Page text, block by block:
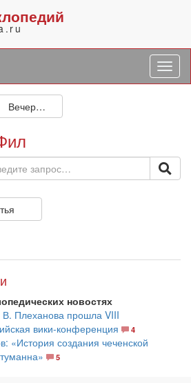
Вечеровский Фил
новостях
Плеханова прошла VIII
вики-конференция
4
«История создания чеченской
5